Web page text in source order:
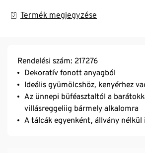
Termék megjegyzése
Rendelési szám: 217276
Dekoratív fonott anyagból
Ideális gyümölcshöz, kenyérhez
Az ünnepi büféasztaltól a
villásreggeliig bármely alkalomra
A tálcák egyenként, állvány nélkül